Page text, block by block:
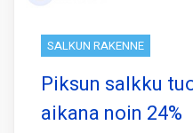
SALKUN RAKENNE
Piksun salkku
aikana noin 24%